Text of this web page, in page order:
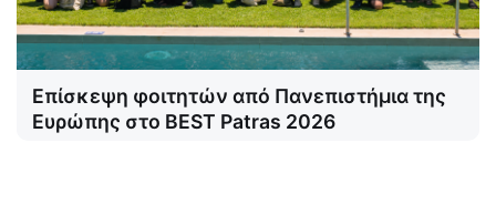
Επίσκεψη φοιτητών από Πανεπιστήμια της
Ευρώπης στο BEST Patras 2026